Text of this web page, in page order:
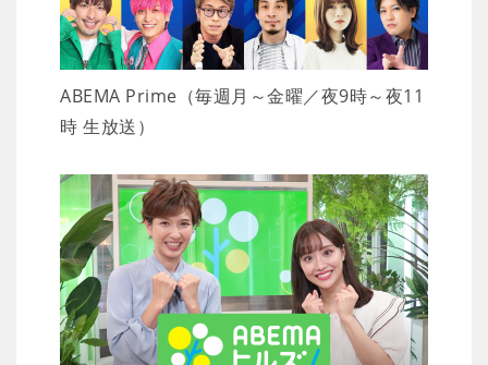
ABEMA Prime（毎週月～金曜／夜9時～夜11
時 生放送）